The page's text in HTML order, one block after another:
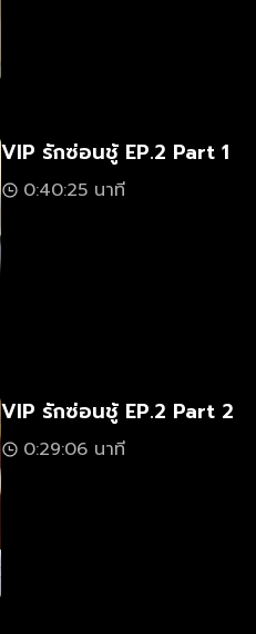
VIP รักซ่อนชู้ EP.2 Part 1
0:40:25 นาที
VIP รักซ่อนชู้ EP.2 Part 2
0:29:06 นาที